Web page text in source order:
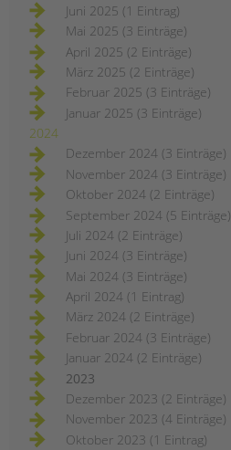
Im Bezirk Berlin-Mitte drohen 53
Kinder- und
Jugendfreizeiteinrichtungen, 28
Einrichtungen der schul- und
berufsbezogenen Jugendsozialarbeit
und 14 Familienzentren das Aus und
die Abwanderung von
hochqualifizierten und erfahrenen
Fachkräften aus fast 100
Einrichtungen! Lesen Sie den ganzen
offenen (Protest-) Brief.
weiterlesendrohende
schließungen
von
einrichtungen
in
kinder-
jugendhilfe
familienförderung
im
berliner
bezirk
mitte
Juni 2025 (1 Eintrag)
Mai 2025 (3 Einträge)
April 2025 (2 Einträge)
März 2025 (2 Einträge)
Februar 2025 (3 Einträge)
Januar 2025 (3 Einträge)
2024
Dezember 2024 (3 Einträge)
November 2024 (3 Einträge)
Oktober 2024 (2 Einträge)
September 2024 (5 Einträge)
Juli 2024 (2 Einträge)
Juni 2024 (3 Einträge)
Mai 2024 (3 Einträge)
April 2024 (1 Eintrag)
März 2024 (2 Einträge)
Februar 2024 (3 Einträge)
Januar 2024 (2 Einträge)
2023
Dezember 2023 (2 Einträge)
November 2023 (4 Einträge)
Oktober 2023 (1 Eintrag)